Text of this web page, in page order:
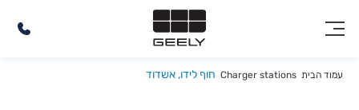
עמוד הבית Charger stations חוף לידו, אשדוד